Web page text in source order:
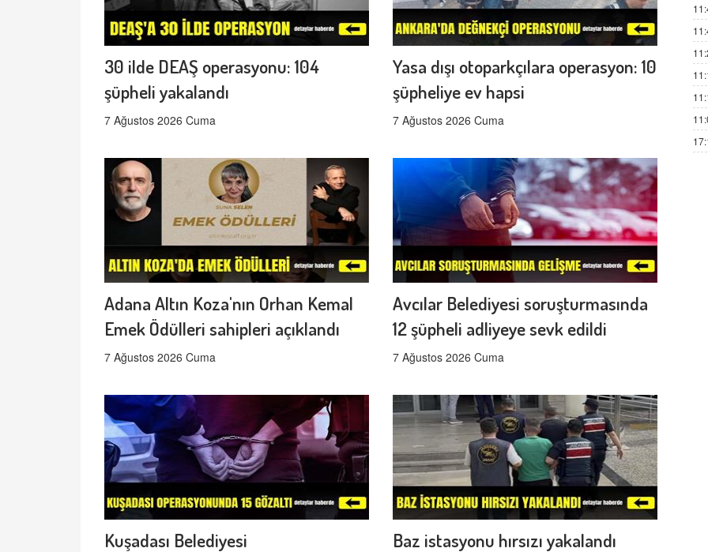
30 ilde DEAŞ operasyonu: 104
şüpheli yakalandı
7 Ağustos 2026 Cuma
Yasa dışı otoparkçılara operasyon: 10
şüpheliye ev hapsi
7 Ağustos 2026 Cuma
Adana Altın Koza'nın Orhan Kemal
Emek Ödülleri sahipleri açıklandı
7 Ağustos 2026 Cuma
Avcılar Belediyesi soruşturmasında
12 şüpheli adliyeye sevk edildi
7 Ağustos 2026 Cuma
Kuşadası Belediyesi
Baz istasyonu hırsızı yakalandı